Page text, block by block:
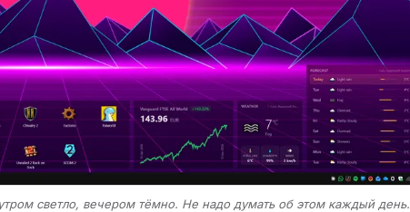
светло, вечером тёмно. Не надо думать об этом каждый день.